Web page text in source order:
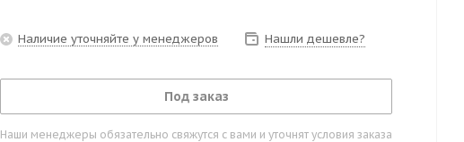
Наличие уточняйте у менеджеров Нашли дешевле?
Под заказ
Наши менеджеры обязательно свяжутся с вами и уточнят условия заказа